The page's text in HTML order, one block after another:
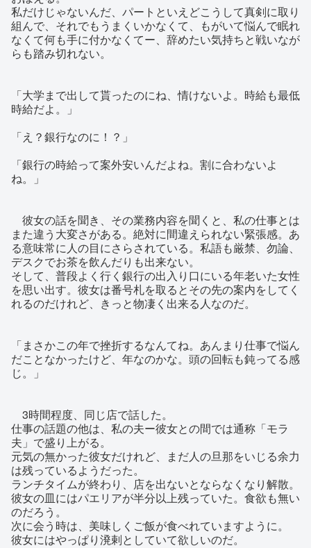
私だけじゃないんだ、パートといえどこうして真剣に取り
組んで、それでもうまくいかなくて、もがいて悩んで眠れ
なくて何も手に付かなくてー、辞めたい気持ちと戦いなが
らも踏み切れない。
「大学まで出して貰ったのにね、情けないよ。時給も最低
時給だよ。」
「え？銀行なのに！？」
「銀行の時給って案外安いんだよね。割に合わないよ
ね。」
彼女の話を聞き、その業務内容を聞くと、私の仕事とは
また違う大変さがある。絶対に間違えられない緊張感。あ
る意味常に人の目にさらされている。私語も厳禁、勿論、
デスクでお茶を飲んだりも出来ない。
そして、普段よく行く銀行の出入り口にいる年老いた女性
を思い出す。彼女は番号札を取るとその先の案内をしてく
れるのだけれど、きっと物凄く出来る人なのだ。
「まさかこの年で挫折するなんてね。あんまり仕事で悩ん
だことなかったけど、年なのかな。頭の回転も鈍ってる感
じ。」
3時間程度、同じ店で話した。
仕事の話題の他は、私の夫ー彼女との間では通称「モラ
夫」で盛り上がる。
元気の無かった彼女だけれど、まだ人の旦那をいじる余力
は残っているようだった。
ランチタイムが終わり、店を出ないとならなくなり解散。
彼女の皿にはパエリアが半分以上残っていた。食欲も無い
のだろう。
次に会う時は、美味しくご飯が食べれていますように。
彼女にはやっぱり溌剌としていて欲しいのだ。